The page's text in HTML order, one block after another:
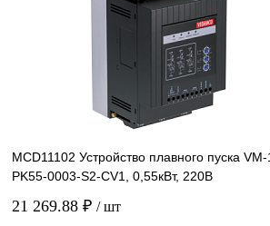
Сравнение
Под заказ
MCD11102 Устройство плавного пуска
PK55-0003-S2-CV1, 0,55кВт, 220В
21 269.88 ₽ / шт